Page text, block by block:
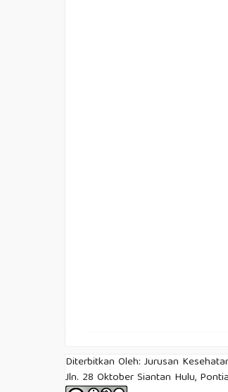
Diterbitkan Oleh: Jurusan
Jln. 28 Oktober Siantan Hulu,